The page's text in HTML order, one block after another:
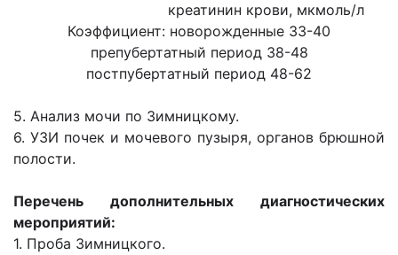
креатинин крови, мкмоль/л
Коэффициент: новорожденные 33-40
препубертатный период 38-48
постпубертатный период 48-62
5. Анализ мочи по Зимницкому.
6. УЗИ почек и мочевого пузыря, органов брюшной
полости.
Перечень дополнительных диагностических
мероприятий:
1. Проба Зимницкого.